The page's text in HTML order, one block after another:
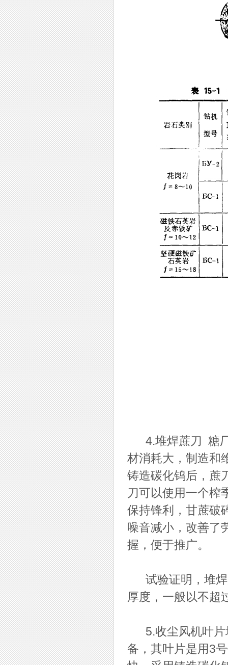
4.堆焊蔗刀 糖厂
材消耗大，制造和
铸造碳化钨后，蔗
刀可以使用一个榨
保持锋利，甘蔗破
噪音减小，改善了
握，便于推广。
试验证明，堆焊
厚度，一般以不超
5.收尘风机叶片
备，其叶片是用3